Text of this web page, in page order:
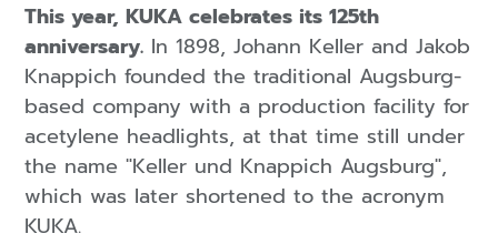
This year, KUKA celebrates its 125th
anniversary. In 1898, Johann Keller and Jakob
Knappich founded the traditional Augsburg-
based company with a production facility for
acetylene headlights, at that time still under
the name "Keller und Knappich Augsburg",
which was later shortened to the acronym
KUKA.